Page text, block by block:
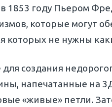
1853 году Пьером
которые могут
которых не нужны
создания
напечатанные на
«живые» петли.